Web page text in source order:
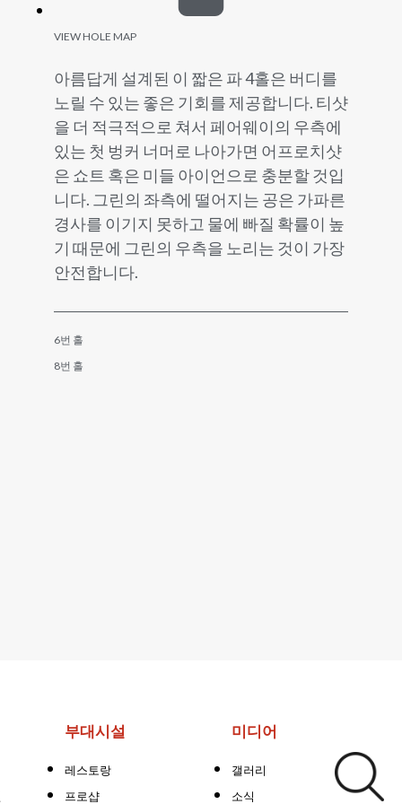
VIEW HOLE MAP
아름답게 설계된 이 짧은 파 4홀은 버디를
노릴 수 있는 좋은 기회를 제공합니다. 티샷
을 더 적극적으로 쳐서 페어웨이의 우측에
있는 첫 벙커 너머로 나아가면 어프로치샷
은 쇼트 혹은 미들 아이언으로 충분할 것입
니다. 그린의 좌측에 떨어지는 공은 가파른
경사를 이기지 못하고 물에 빠질 확률이 높
기 때문에 그린의 우측을 노리는 것이 가장
안전합니다.
6번 홀
8번 홀
부대시설
레스토랑
프로샵
미디어
갤러리
소식